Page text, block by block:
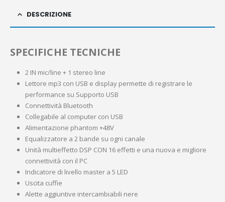
DESCRIZIONE
SPECIFICHE TECNICHE
2 IN mic/line + 1 stereo line
Lettore mp3 con USB e display permette di registrare le
performance su Supporto USB
Connettività Bluetooth
Collegabile al computer con USB
Alimentazione phantom +48V
Equalizzatore a 2 bande su ogni canale
Unità multieffetto DSP CON 16 effetti e una nuova e migliore
connettività con il PC
Indicatore di livello master a 5 LED
Uscita cuffie
Alette aggiuntive intercambiabili nere